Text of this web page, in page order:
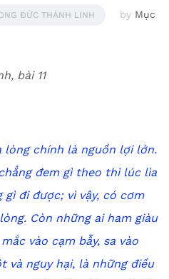
ĐỨC THÁNH LINH by Mục
bài 11
lòng chính là nguồn lợi lớn.
đem gì theo thì lúc lìa
gì đi được; vì vậy, có cơm
Còn những ai ham giàu
vào cạm bẫy, sa vào
và nguy hại, là những điều